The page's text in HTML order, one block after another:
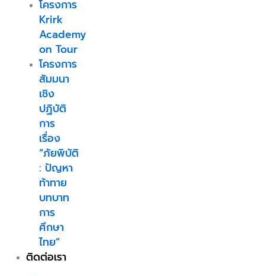
โครงการ
Krirk
Academy
on Tour
โครงการ
สัมมนา
เชิง
ปฏิบัติ
การ
เรื่อง
“ภัยพิบัติ
: ปัญหา
ท้าทาย
บทบาท
การ
ศึกษา
ไทย”
ติดต่อเรา